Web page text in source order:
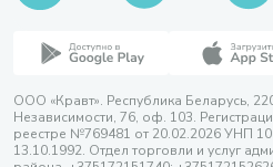
ООО «Кравт». Республика Беларусь,
Независимости, 76, оф. 103.
реестре №769481 от 20.02.2026 УНП
13.10.1992. Отдел торговли и услуг